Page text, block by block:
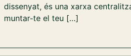
dissenyat, és una xarxa
muntar-te el teu […]